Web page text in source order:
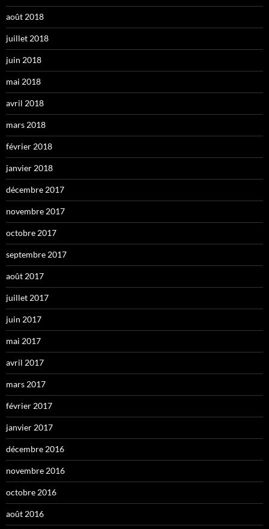
août 2018
juillet 2018
juin 2018
mai 2018
avril 2018
mars 2018
février 2018
janvier 2018
décembre 2017
novembre 2017
octobre 2017
septembre 2017
août 2017
juillet 2017
juin 2017
mai 2017
avril 2017
mars 2017
février 2017
janvier 2017
décembre 2016
novembre 2016
octobre 2016
août 2016